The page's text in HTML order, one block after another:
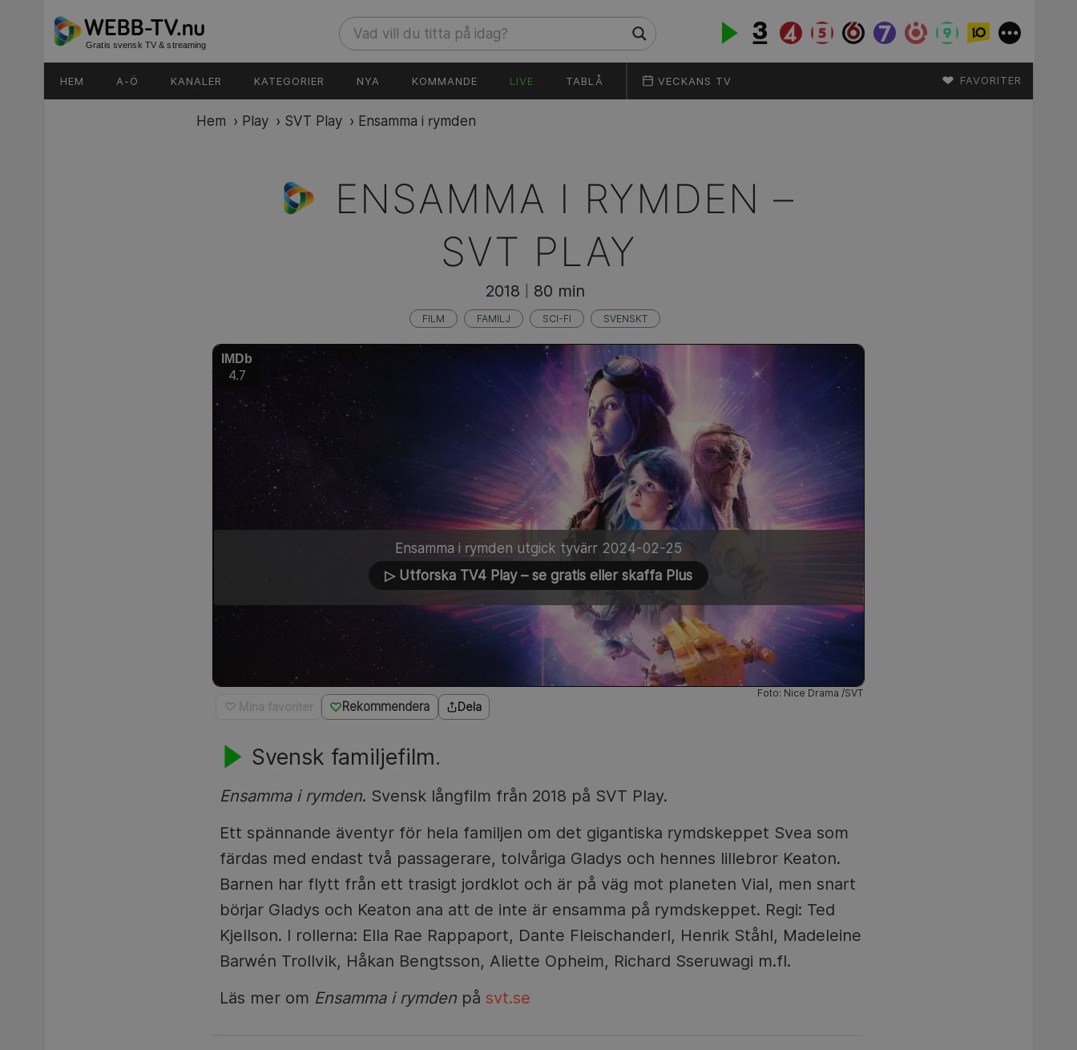
Gratis svensk TV & streaming
HEM A-Ö KANALER KATEGORIER NYA KOMMANDE LIVE TABLÅ VECKANS TV ♥ FAVORITER
Hem › Play › SVT Play › Ensamma i rymden
ENSAMMA I RYMDEN –
SVT PLAY
♡ Mina favoriter Rekommendera Dela
Svensk familjefilm.
Ensamma i rymden. Svensk långfilm från 2018 på SVT Play.
Ett spännande äventyr för hela familjen om det gigantiska rymdskeppet Svea som
färdas med endast två passagerare, tolvåriga Gladys och hennes lillebror Keaton.
Barnen har flytt från ett trasigt jordklot och är på väg mot planeten Vial, men snart
börjar Gladys och Keaton ana att de inte är ensamma på rymdskeppet. Regi: Ted
Kjellson. I rollerna: Ella Rae Rappaport, Dante Fleischanderl, Henrik Ståhl, Madeleine
Barwén Trollvik, Håkan Bengtsson, Aliette Opheim, Richard Sseruwagi m.fl.
Läs mer om Ensamma i rymdenpå svt.se
Foto: Nice Drama /SVT
Ensamma i rymden utgick tyvärr 2024-02-25
▷ Utforska TV4 Play – se gratis eller skaffa Plus
2018 80 min
FILM FAMILJ SCI-FI SVENSKT
IMDb
4.7